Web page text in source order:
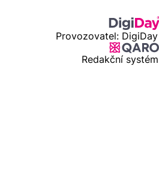
Provozovatel:
Redakční systém